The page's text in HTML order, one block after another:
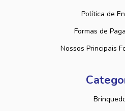
Política de
Formas de
Nossos Principais